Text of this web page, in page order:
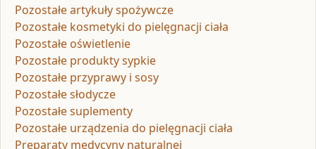
Pozostałe artykuły spożywcze
Pozostałe kosmetyki do pielęgnacji ciała
Pozostałe oświetlenie
Pozostałe produkty sypkie
Pozostałe przyprawy i sosy
Pozostałe słodycze
Pozostałe suplementy
Pozostałe urządzenia do pielęgnacji ciała
Preparaty medycyny naturalnej